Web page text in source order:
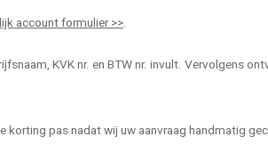
account formulier >>.
KVK nr. en BTW nr. invult. Vervolgens
pas nadat wij uw aanvraag handmatig